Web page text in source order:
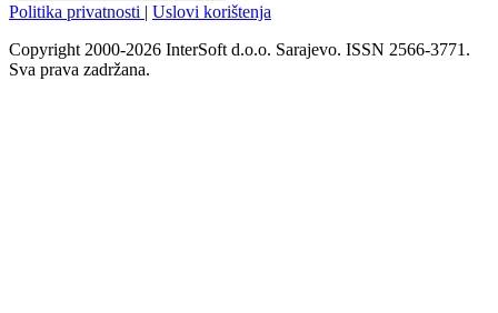
Politika privatnosti | Uslovi korištenja
Copyright 2000-2026 InterSoft d.o.o. Sarajevo. ISSN 2566-3771.
Sva prava zadržana.